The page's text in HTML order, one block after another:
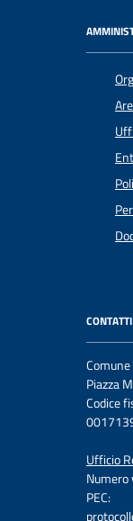
CONTATTI
Piazza
Codice
Ufficio
PEC: